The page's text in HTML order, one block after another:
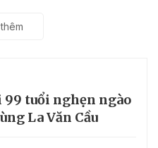
99 tuổi nghẹn ngào
La Văn Cầu